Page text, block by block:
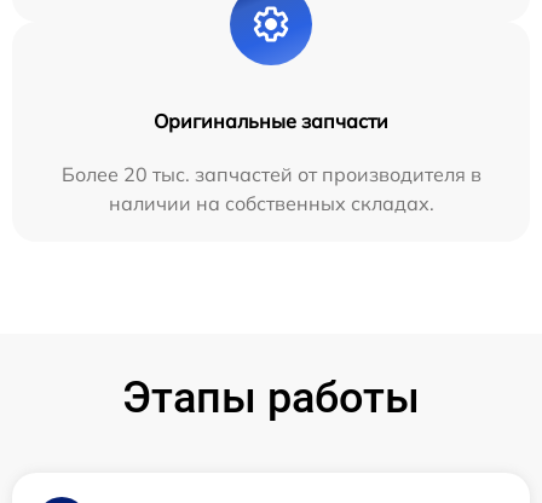
Оригинальные запчасти
Более 20 тыс. запчастей от производителя в
наличии на собственных складах.
Этапы работы